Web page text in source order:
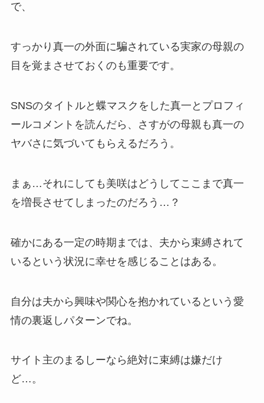
で、
すっかり真一の外面に騙されている実家の母親の
目を覚まさせておくのも重要です。
SNSのタイトルと蝶マスクをした真一とプロフィ
ールコメントを読んだら、さすがの母親も真一の
ヤバさに気づいてもらえるだろう。
まぁ…それにしても美咲はどうしてここまで真一
を増長させてしまったのだろう…？
確かにある一定の時期までは、夫から束縛されて
いるという状況に幸せを感じることはある。
自分は夫から興味や関心を抱かれているという愛
情の裏返しパターンでね。
サイト主のまるしーなら絶対に束縛は嫌だけ
ど…。